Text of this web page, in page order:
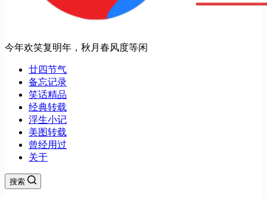
今年欢笑复明年，秋月春风度等闲
廿四节气
备忘记录
笑话精品
经典转载
浮生小记
美图转载
曾经用过
关于
搜索